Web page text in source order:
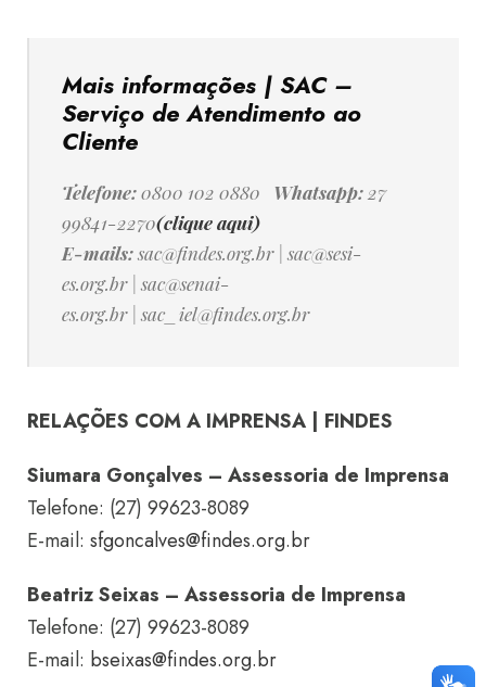
Mais informações | SAC –
Serviço de Atendimento ao
Cliente
Telefone:0800 102 0880 Whatsapp: 27
99841-2270(clique aqui)
E-mails:sac@findes.org.br|sac@sesi-
es.org.br|sac@senai-
es.org.br|sac_iel@findes.org.br
RELAÇÕES COM A IMPRENSA | FINDES
Siumara Gonçalves – Assessoria de Imprensa
Telefone: (27) 99623-8089
E-mail: sfgoncalves@findes.org.br
Beatriz Seixas – Assessoria de Imprensa
Telefone: (27) 99623-8089
E-mail: bseixas@findes.org.br